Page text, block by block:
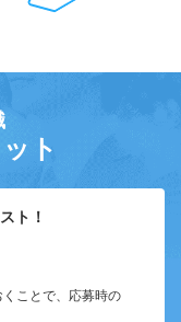
ト
ト！
ことで、応募時の